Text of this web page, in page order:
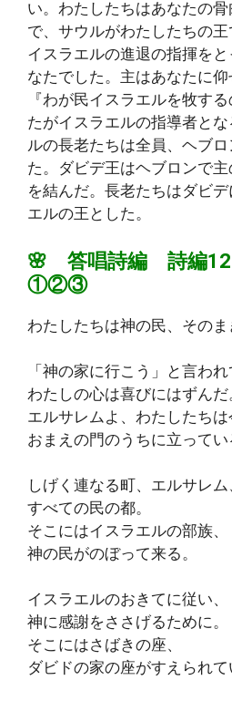
い。わたしたちはあなたの骨
で、サウルがわたしたちの王
イスラエルの進退の指揮を
なたでした。主はあなたに仰
『わが民イスラエルを牧す
たがイスラエルの指導者とな
ルの長老たちは全員、ヘブ
た。ダビデ王はヘブロンで
を結んだ。長老たちはダビ
エルの王とした。
🌸 答唱詩編 詩編
①②③
わたしたちは神の民、そのま
「神の家に行こう」と言われ
わたしの心は喜びにはずんだ
エルサレムよ、わたしたちは
おまえの門のうちに立ってい
しげく連なる町、エルサレム
すべての民の都。
そこにはイスラエルの部族、
神の民がのぼって来る。
イスラエルのおきてに従い、
神に感謝をささげるために。
そこにはさばきの座、
ダビドの家の座がすえられて